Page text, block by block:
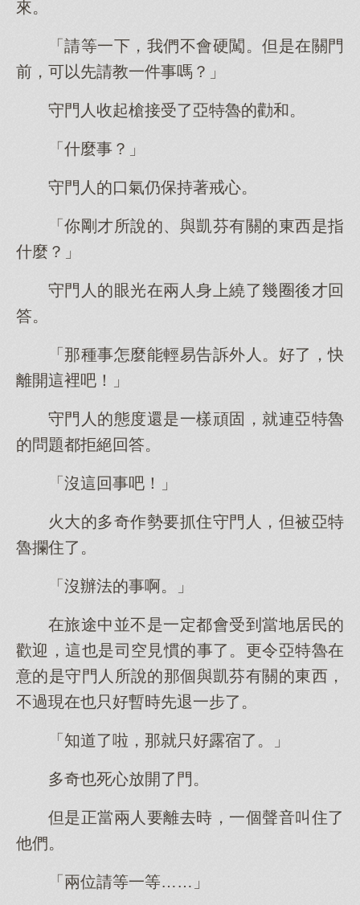
來。
「請等一下，我們不會硬闖。但是在關門
前，可以先請教一件事嗎？」
守門人收起槍接受了亞特魯的勸和。
「什麼事？」
守門人的口氣仍保持著戒心。
「你剛才所說的、與凱芬有關的東西是指
什麼？」
守門人的眼光在兩人身上繞了幾圈後才回
答。
「那種事怎麼能輕易告訴外人。好了，快
離開這裡吧！」
守門人的態度還是一樣頑固，就連亞特魯
的問題都拒絕回答。
「沒這回事吧！」
火大的多奇作勢要抓住守門人，但被亞特
魯攔住了。
「沒辦法的事啊。」
在旅途中並不是一定都會受到當地居民的
歡迎，這也是司空見慣的事了。更令亞特魯在
意的是守門人所說的那個與凱芬有關的東西，
不過現在也只好暫時先退一步了。
「知道了啦，那就只好露宿了。」
多奇也死心放開了門。
但是正當兩人要離去時，一個聲音叫住了
他們。
「兩位請等一等……」